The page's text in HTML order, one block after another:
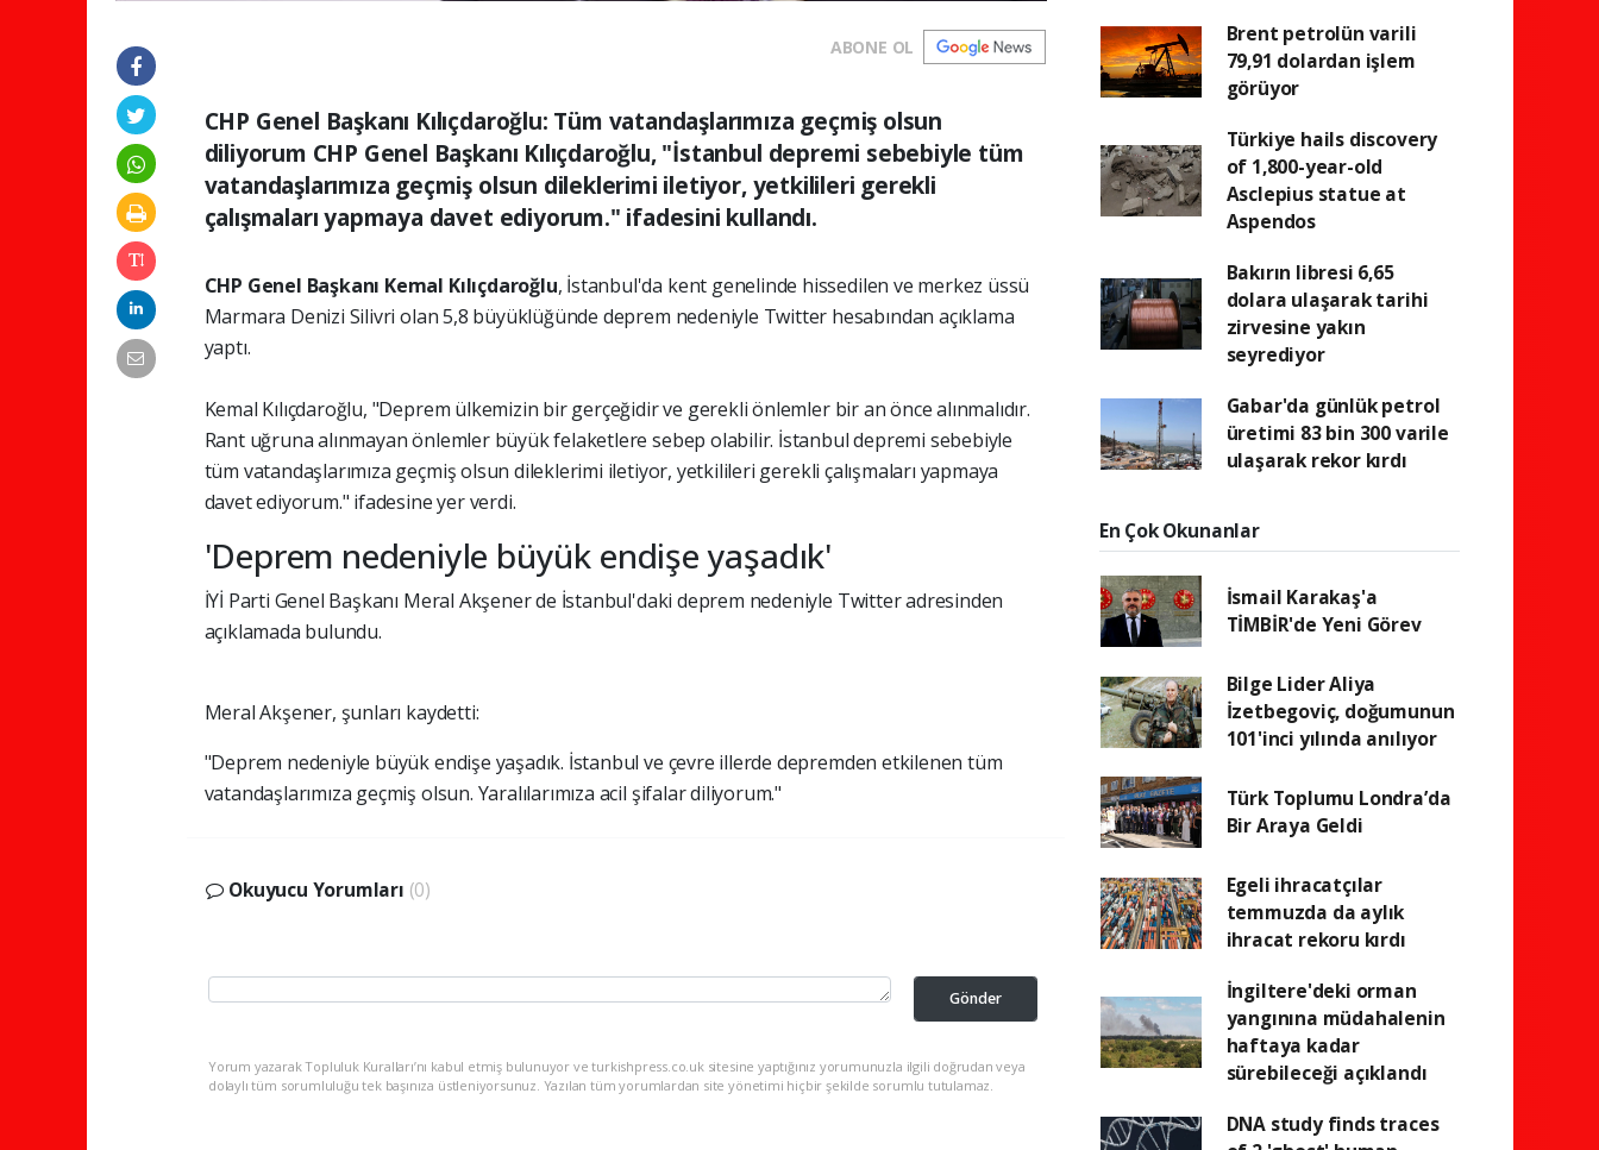
ABONE OL
CHP Genel Başkanı Kılıçdaroğlu: Tüm vatandaşlarımıza geçmiş olsun
diliyorum CHP Genel Başkanı Kılıçdaroğlu, "İstanbul depremi sebebiyle tüm
vatandaşlarımıza geçmiş olsun dileklerimi iletiyor, yetkilileri gerekli
çalışmaları yapmaya davet ediyorum." ifadesini kullandı.
CHP Genel Başkanı Kemal Kılıçdaroğlu, İstanbul'da kent genelinde hissedilen ve merkez üssü
Marmara Denizi Silivri olan 5,8 büyüklüğünde deprem nedeniyle Twitter hesabından açıklama
yaptı.
Kemal Kılıçdaroğlu, "Deprem ülkemizin bir gerçeğidir ve gerekli önlemler bir an önce alınmalıdır.
Rant uğruna alınmayan önlemler büyük felaketlere sebep olabilir. İstanbul depremi sebebiyle
tüm vatandaşlarımıza geçmiş olsun dileklerimi iletiyor, yetkilileri gerekli çalışmaları yapmaya
davet ediyorum." ifadesine yer verdi.
'Deprem nedeniyle büyük endişe yaşadık'
İYİ Parti Genel Başkanı Meral Akşener de İstanbul'daki deprem nedeniyle Twitter adresinden
açıklamada bulundu.
Meral Akşener, şunları kaydetti:
"Deprem nedeniyle büyük endişe yaşadık. İstanbul ve çevre illerde depremden etkilenen tüm
vatandaşlarımıza geçmiş olsun. Yaralılarımıza acil şifalar diliyorum."
Okuyucu Yorumları (0)
Gönder
Yorum yazarak Topluluk Kuralları’nı kabul etmiş bulunuyor ve turkishpress.co.uk sitesine yaptığınız yorumunuzla ilgili doğrudan veya
dolaylı tüm sorumluluğu tek başınıza üstleniyorsunuz. Yazılan tüm yorumlardan site yönetimi hiçbir şekilde sorumlu tutulamaz.
Brent petrolün varili
79,91 dolardan işlem
görüyor
Türkiye hails discovery
of 1,800-year-old
Asclepius statue at
Aspendos
Bakırın libresi 6,65
dolara ulaşarak tarihi
zirvesine yakın
seyrediyor
Gabar'da günlük petrol
üretimi 83 bin 300 varile
ulaşarak rekor kırdı
En Çok Okunanlar
İsmail Karakaş'a
TİMBİR'de Yeni Görev
Bilge Lider Aliya
İzetbegoviç, doğumunun
101'inci yılında anılıyor
Türk Toplumu Londra’da
Bir Araya Geldi
Egeli ihracatçılar
temmuzda da aylık
ihracat rekoru kırdı
İngiltere'deki orman
yangınına müdahalenin
haftaya kadar
sürebileceği açıklandı
DNA study finds traces